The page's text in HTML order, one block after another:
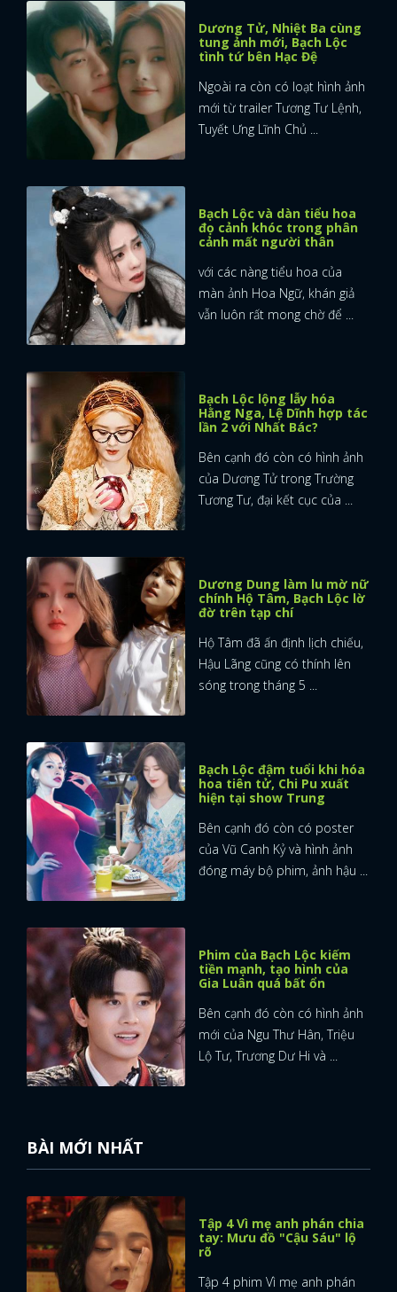
Dương Tử, Nhiệt Ba cùng
tung ảnh mới, Bạch Lộc
tình tứ bên Hạc Đệ
Ngoài ra còn có loạt hình ảnh
mới từ trailer Tương Tư Lệnh,
Tuyết Ưng Lĩnh Chủ ...
Bạch Lộc và dàn tiểu hoa
đọ cảnh khóc trong phân
cảnh mất người thân
với các nàng tiểu hoa của
màn ảnh Hoa Ngữ, khán giả
vẫn luôn rất mong chờ để ...
Bạch Lộc lộng lẫy hóa
Hằng Nga, Lệ Dĩnh hợp tác
lần 2 với Nhất Bác?
Bên cạnh đó còn có hình ảnh
của Dương Tử trong Trường
Tương Tư, đại kết cục của ...
Dương Dung làm lu mờ nữ
chính Hộ Tâm, Bạch Lộc lờ
đờ trên tạp chí
Hộ Tâm đã ấn định lịch chiếu,
Hậu Lãng cũng có thính lên
sóng trong tháng 5 ...
Bạch Lộc đậm tuổi khi hóa
hoa tiên tử, Chi Pu xuất
hiện tại show Trung
Bên cạnh đó còn có poster
của Vũ Canh Kỷ và hình ảnh
đóng máy bộ phim, ảnh hậu ...
Phim của Bạch Lộc kiếm
tiền mạnh, tạo hình của
Gia Luân quá bất ổn
Bên cạnh đó còn có hình ảnh
mới của Ngu Thư Hân, Triệu
Lộ Tư, Trương Dư Hi và ...
BÀI MỚI NHẤT
Tập 4 Vì mẹ anh phán chia
tay: Mưu đồ "Cậu Sáu" lộ
rõ
Tập 4 phim Vì mẹ anh phán